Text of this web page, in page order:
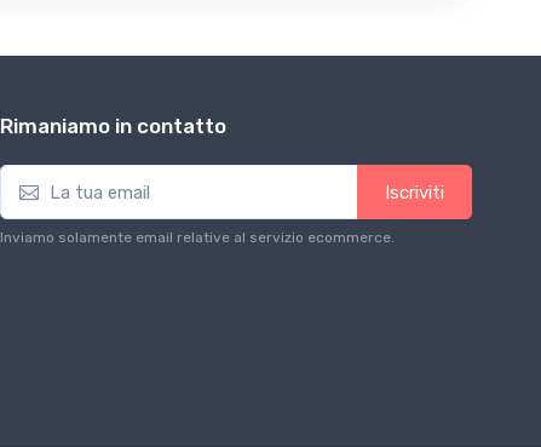
Rimaniamo in contatto
Iscriviti
Inviamo solamente email relative al servizio ecommerce.